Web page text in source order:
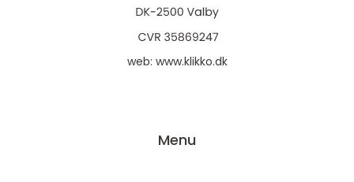
web: www.klikko.dk
Menu